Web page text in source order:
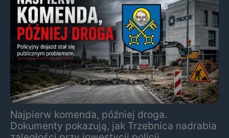
Najpierw komenda, później droga.
Dokumenty pokazują, jak Trzebnica nadrabia